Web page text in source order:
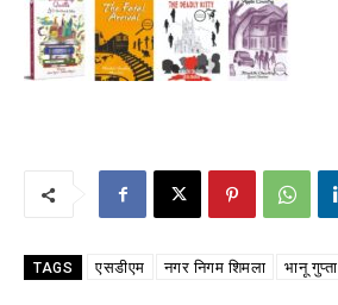
TAGS एसडीएम नगर निगम शिमला भानू गुप्ता